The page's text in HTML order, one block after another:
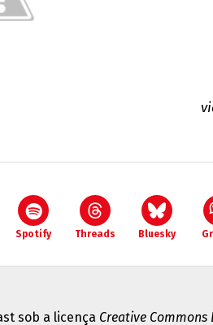
Spotify Threads Bluesky
sob a licença Creative Commons